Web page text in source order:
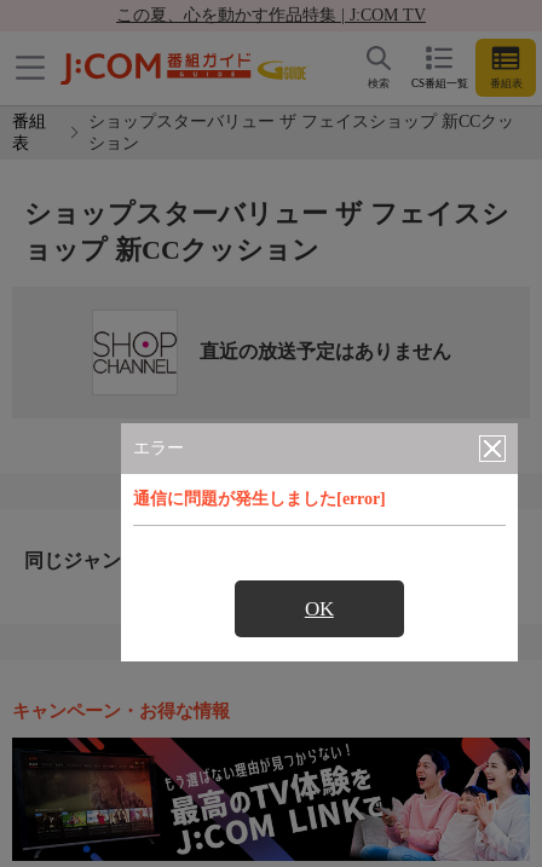
この夏、心を動かす作品特集 | J:COM TV
CS番組一覧 番組表
検索
番組
表
ショップスターバリュー ザ フェイスショップ 新CCクッ
ション
エラー
通信に問題が発生しました[error]
OK
ショップスターバリュー ザ フェイスシ
ョップ 新CCクッション
直近の放送予定はありません
同じジャンルのおすすめ番組
キャンペーン・お得な情報